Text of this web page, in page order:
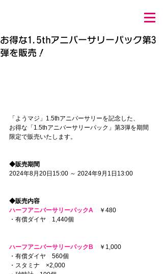
お得な1.5thアニバーサリーパック第3
弾を販売！
「ようマジ」1.5thアニバーサリーを記念した、
お得な「1.5thアニバーサリーパック」第3弾を期間
限定で販売いたします。
◆販売期間
2024年8月20日15:00 ～ 2024年9月1日13:00
◆販売内容
ハーフアニバーサリーパックA ￥480
・有償ダイヤ　1,440個
ハーフアニバーサリーパックB ￥1,000
・有償ダイヤ　560個
・スタミナ　×2,000